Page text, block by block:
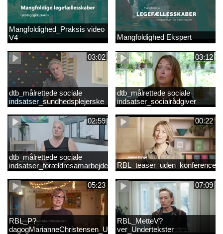
Mangfoldighed_Praksis video
V4
Mangfoldighed Ekspert
03:02
dtb_målrettede sociale
indsatser_sundhedsplejerske
(Original).mp4
03:12
dtb_målrettede sociale
indsatser_socialrådgiver
(Original).mp4
02:59
dtb_målrettede sociale
indsatser_forældresamarbejde
(Original).mp4
00:22
05:23
RBL_P?
dagogMarianneChristensen_Undertekst
07:09
RBL_MetteV?
ver_Undertekster